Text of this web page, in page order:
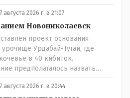
в рабочем чате, которые
пишет, что
установки
где есть дети, однако к
установили только в
для административно-
И Также в каждой группе
питьевой и температурный
особый контроль, учитывая
лето. Мы решили. что это -
7 августа 2026 г. в 21:07
Новониколаевск
проект основания
Урдабай-Тугай, где
в 40 кибиток.
предполагалось назвать
.......из всего этого следует
надо ознакомиться с
7 августа 2026 г. в 20:44